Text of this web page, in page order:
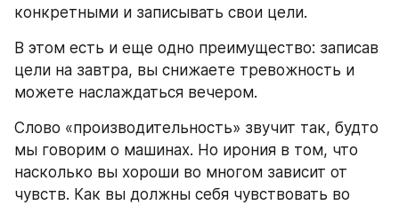
конкретными и записывать свои цели.
В этом есть и еще одно преимущество: записав
цели на завтра, вы снижаете тревожность и
можете наслаждаться вечером.
Слово «производительность» звучит так, будто
мы говорим о машинах. Но ирония в том, что
насколько вы хороши во многом зависит от
чувств. Как вы должны себя чувствовать во